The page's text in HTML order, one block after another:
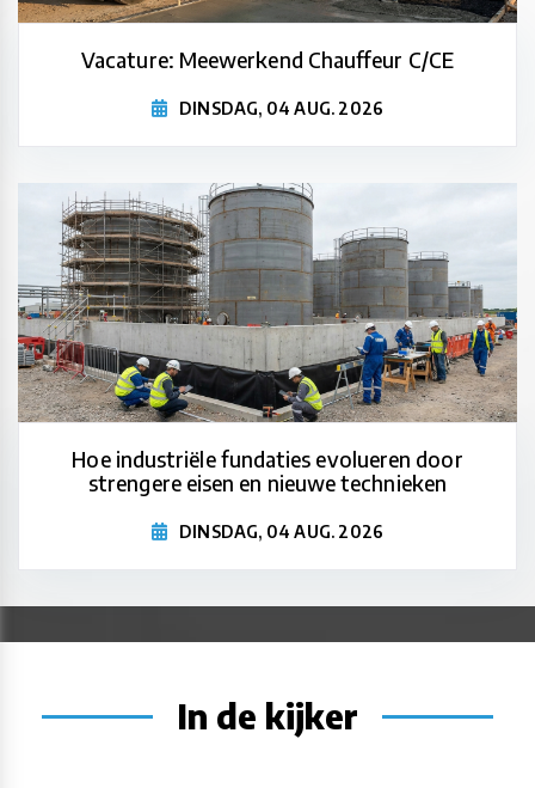
Vacature: Meewerkend Chauffeur C/CE
DINSDAG, 04 AUG. 2026
Hoe industriële fundaties evolueren door
strengere eisen en nieuwe technieken
DINSDAG, 04 AUG. 2026
In de kijker